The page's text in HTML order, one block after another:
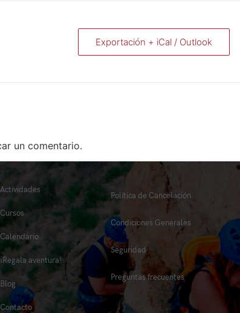
Exportación + iCal / Outlook
un comentario.
Actividades
Cursos
Calendario
¡Regala aventura!
Blog
Contacto
Política de Cancelación
Condiciones Generales
Seguridad
Preguntas frecuentes